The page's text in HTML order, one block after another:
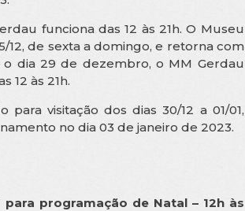
funciona das 12 às 21h. O Museu
12, de sexta a domingo, e retorna com
dia 29 de dezembro, o MM Gerdau
12 às 21h.
visitação dos dias 30/12 a 01/01,
no dia 03 de janeiro de 2023.
programação de Natal – 12h às